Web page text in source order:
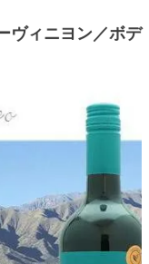
ィニヨン／ボデ